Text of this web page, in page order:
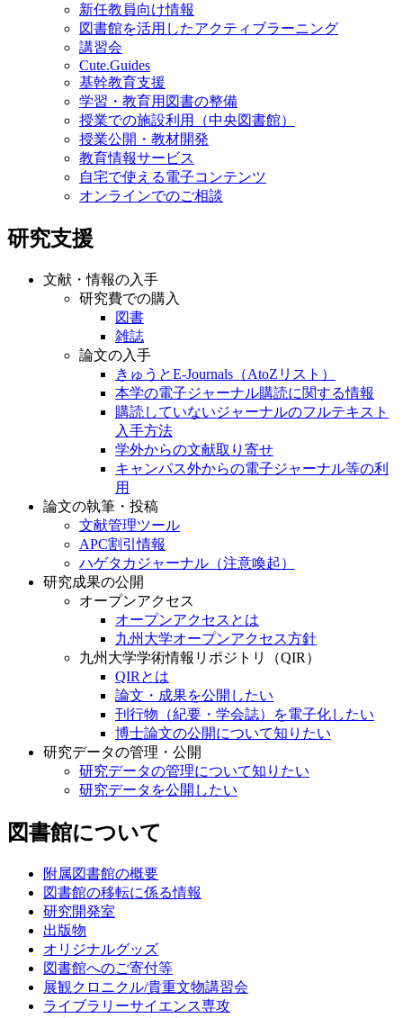
新任教員向け情報
図書館を活用したアクティブラーニング
講習会
Cute.Guides
基幹教育支援
学習・教育用図書の整備
授業での施設利用（中央図書館）
授業公開・教材開発
教育情報サービス
自宅で使える電子コンテンツ
オンラインでのご相談
研究支援
文献・情報の入手
研究費での購入
図書
雑誌
論文の入手
きゅうとE-Journals（AtoZリスト）
本学の電子ジャーナル購読に関する情報
購読していないジャーナルのフルテキスト
入手方法
学外からの文献取り寄せ
キャンパス外からの電子ジャーナル等の利
用
論文の執筆・投稿
文献管理ツール
APC割引情報
ハゲタカジャーナル（注意喚起）
研究成果の公開
オープンアクセス
オープンアクセスとは
九州大学オープンアクセス方針
九州大学学術情報リポジトリ（QIR）
QIRとは
論文・成果を公開したい
刊行物（紀要・学会誌）を電子化したい
博士論文の公開について知りたい
研究データの管理・公開
研究データの管理について知りたい
研究データを公開したい
図書館について
附属図書館の概要
図書館の移転に係る情報
研究開発室
出版物
オリジナルグッズ
図書館へのご寄付等
展観クロニクル/貴重文物講習会
ライブラリーサイエンス専攻